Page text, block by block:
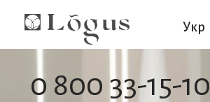
Укр
0 800 33-15-10